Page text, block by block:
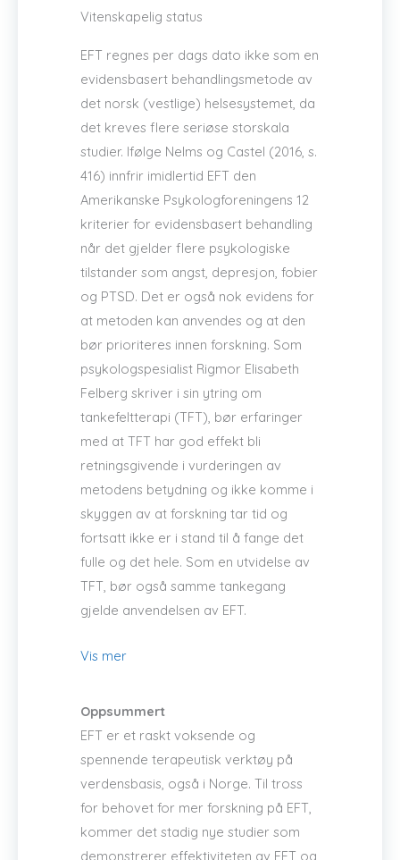
Vitenskapelig status
EFT regnes per dags dato ikke som en
evidensbasert behandlingsmetode av
det norsk (vestlige) helsesystemet, da
det kreves flere seriøse storskala
studier. Ifølge Nelms og Castel (2016, s.
416) innfrir imidlertid EFT den
Amerikanske Psykologforeningens 12
kriterier for evidensbasert behandling
når det gjelder flere psykologiske
tilstander som angst, depresjon, fobier
og PTSD. Det er også nok evidens for
at metoden kan anvendes og at den
bør prioriteres innen forskning. Som
psykologspesialist Rigmor Elisabeth
Felberg skriver i sin ytring om
tankefeltterapi (TFT), bør erfaringer
med at TFT har god effekt bli
retningsgivende i vurderingen av
metodens betydning og ikke komme i
skyggen av at forskning tar tid og
fortsatt ikke er i stand til å fange det
fulle og det hele. Som en utvidelse av
TFT, bør også samme tankegang
gjelde anvendelsen av EFT.
Vis mer
Oppsummert
EFT er et raskt voksende og
spennende terapeutisk verktøy på
verdensbasis, også i Norge. Til tross
for behovet for mer forskning på EFT,
kommer det stadig nye studier som
demonstrerer effektiviteten av EFT og